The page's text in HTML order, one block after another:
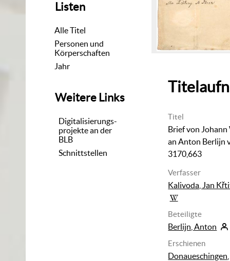
Listen
Alle Titel
Personen und
Körperschaften
Jahr
Weitere Links
Digitalisierungs-
projekte an der
BLB
Schnittstellen
Titel
Brief von
an Anton Berlijn
3170,663
Verfasser
Kalivoda, Jan
Beteiligte
Berlijn, Anton
Erschienen
Donaueschingen